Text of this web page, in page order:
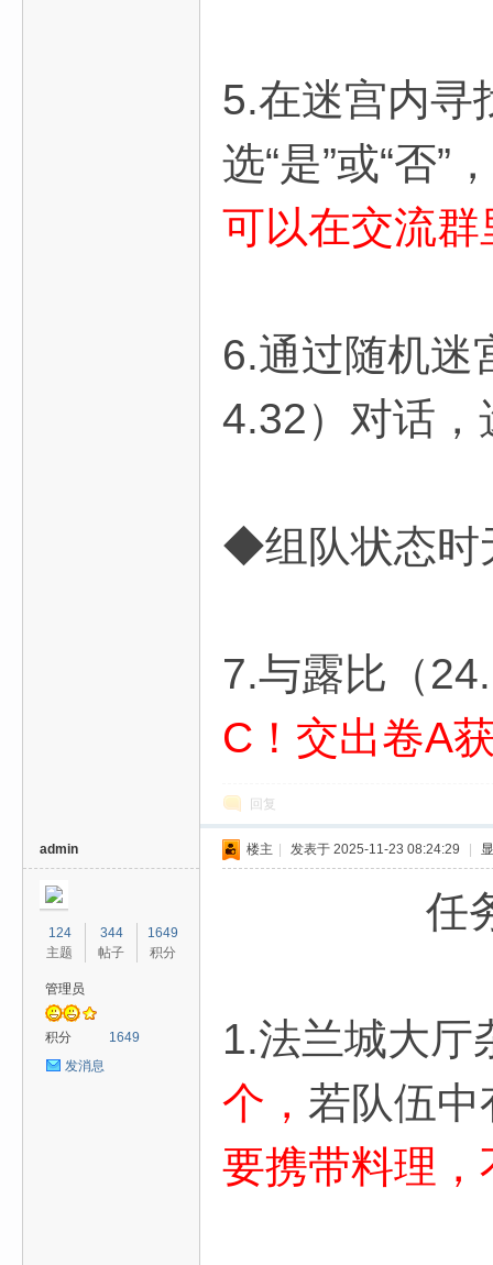
5.在迷宫内寻
选“是”或“否”
可以在交流
6.通过随机迷
4.32）对话，
◆组队状态时
7.与露比（
C！交出卷A
回复
admin
124
主题
344
帖子
1649
积分
管理员
积分
1649
发消息
楼主 发表于 2025-11-23 08:24:29
任
1.法兰城大厅
个， 若队伍中
要携带料理